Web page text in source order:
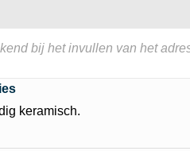
bij het invullen van het
keramisch.